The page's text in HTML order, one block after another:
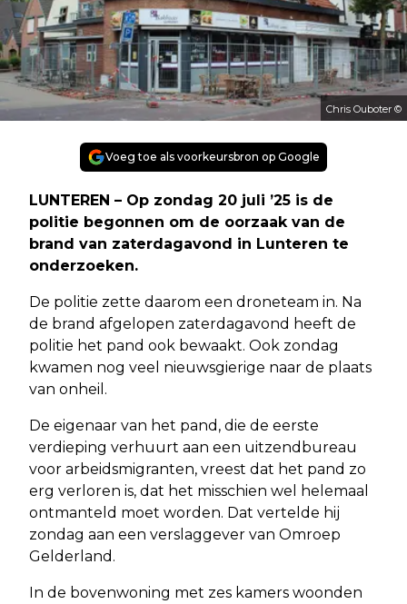
Chris Ouboter ©
Voeg toe als voorkeursbron op Google
LUNTEREN – Op zondag 20 juli ’25 is de
politie begonnen om de oorzaak van de
brand van zaterdagavond in Lunteren te
onderzoeken.
De politie zette daarom een droneteam in. Na
de brand afgelopen zaterdagavond heeft de
politie het pand ook bewaakt. Ook zondag
kwamen nog veel nieuwsgierige naar de plaats
van onheil.
De eigenaar van het pand, die de eerste
verdieping verhuurt aan een uitzendbureau
voor arbeidsmigranten, vreest dat het pand zo
erg verloren is, dat het misschien wel helemaal
ontmanteld moet worden. Dat vertelde hij
zondag aan een verslaggever van Omroep
Gelderland.
In de bovenwoning met zes kamers woonden